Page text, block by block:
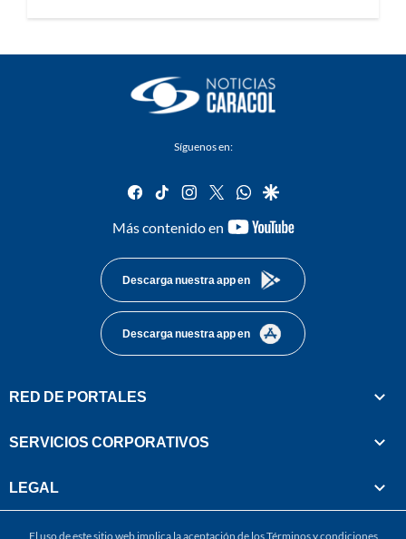
Síguenos en:
facebook
tiktok instagram
twitterwhatsapp
google
Más contenido en
youtube-
Descarga nuestra app en
Descarga nuestra app en
RED DE PORTALES
SERVICIOS CORPORATIVOS
LEGAL
El uso de este sitio web implica la aceptación de losTérminos y condiciones